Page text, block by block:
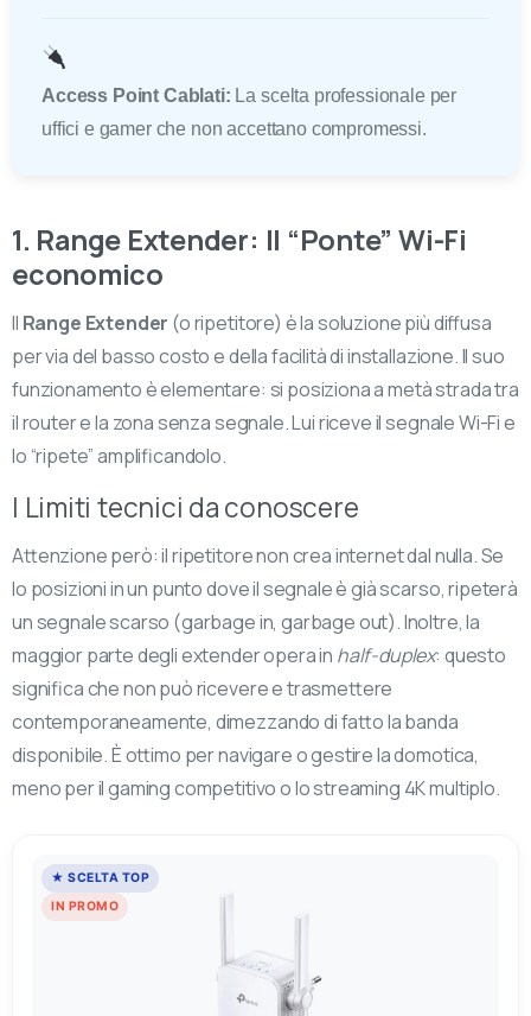
Access Point Cablati: La scelta professionale per
uffici e gamer che non accettano compromessi.
1. Range Extender: Il “Ponte” Wi-Fi
economico
Il Range Extender (o ripetitore) è la soluzione più diffusa
per via del basso costo e della facilità di installazione. Il suo
funzionamento è elementare: si posiziona a metà strada tra
il router e la zona senza segnale. Lui riceve il segnale Wi-Fi e
lo “ripete” amplificandolo.
I Limiti tecnici da conoscere
Attenzione però: il ripetitore non crea internet dal nulla. Se
lo posizioni in un punto dove il segnale è già scarso, ripeterà
un segnale scarso (garbage in, garbage out). Inoltre, la
maggior parte degli extender opera in half-duplex: questo
significa che non può ricevere e trasmettere
contemporaneamente, dimezzando di fatto la banda
disponibile. È ottimo per navigare o gestire la domotica,
meno per il gaming competitivo o lo streaming 4K multiplo.
★ SCELTA TOP
IN PROMO